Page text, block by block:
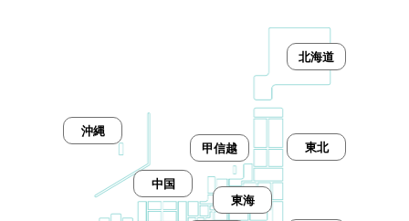
北海道
東北
甲信越
東海
中国
沖縄